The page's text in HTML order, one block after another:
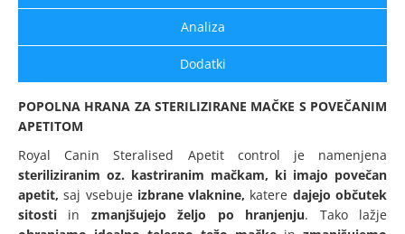
Analiza
Dodatki
POPOLNA HRANA ZA STERILIZIRANE MAČKE S POVEČANIM
APETITOM
Royal Canin Steralised Apetit control je namenjena
steriliziranim oz. kastriranim mačkam, ki imajo povečan
apetit, saj vsebuje izbrane vlaknine, katere dajejo občutek
sitosti in zmanjšujejo željo po hranjenju. Tako lažje